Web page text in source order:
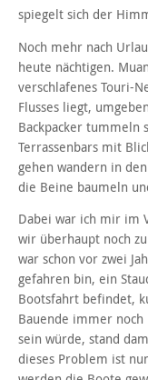
spiegelt sich der
Noch mehr nach
heute nächtigen.
verschlafenes Touri-
Flusses liegt,
Backpacker tummeln
Terrassenbars mit
gehen wandern in
die Beine baumeln
Dabei war ich mir im
wir überhaupt noch
war schon vor zwei
gefahren bin, ein
Bootsfahrt befindet,
Bauende immer
sein würde, stand
dieses Problem ist